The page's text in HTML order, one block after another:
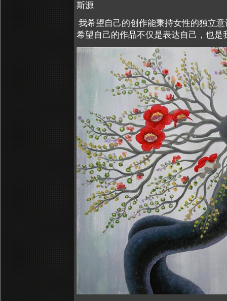
斯源
我希望自己的创作能秉持女性的独立
希望自己的作品不仅是表达自己，也